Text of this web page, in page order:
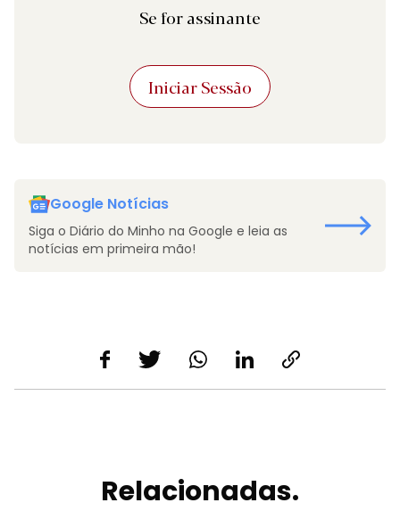
Se for assinante
Iniciar Sessão
Google Notícias
Siga o Diário do Minho na Google e leia as
notícias em primeira mão!
Relacionadas.